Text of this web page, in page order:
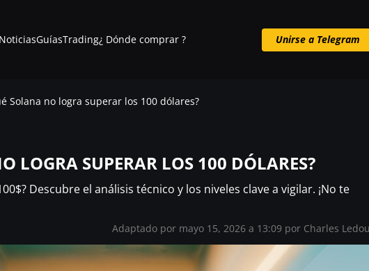
NoticiasGuíasTrading¿ Dónde comprar ? Unirse a Telegram
Solana no logra superar los 100 dólares?
LOGRA SUPERAR LOS 100 DÓLARES?
Descubre el análisis técnico y los niveles clave a vigilar. ¡No te
Adaptado por mayo 15, 2026 a 13:09 por Charles